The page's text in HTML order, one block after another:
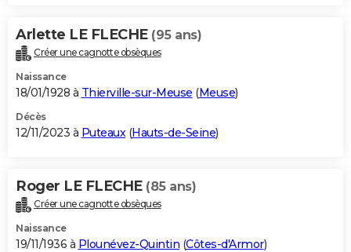
Carte de Noël
Carte Bonne année
Carte Saint-Valentin
Carte Pâques
Carte d'anniversaire
DICTIONNAIRE
Dictionnaire
Biographies
Citations
Expressions
Proverbes
PROGRAMME TV
S'inscrire
Se connecter
Lycées
Collèges
Primaires
Universités
Entreprises
Service militaire
Avis de recherche
AVIS DE DÉCÈS
Bricolage
Lifestyle
Culture
Sport
Auto
Television
Voyage
Cinema
Arlette LE FLECHE (95 ans)
Créer une cagnotte obsèques
Naissance
18/01/1928 à Thierville-sur-Meuse (Meuse)
Décès
12/11/2023 à Puteaux(Hauts-de-Seine)
Roger LE FLECHE (85 ans)
Créer une cagnotte obsèques
Naissance
19/11/1936 à Plounévez-Quintin (Côtes-d'Armor)